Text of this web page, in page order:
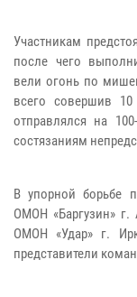
Участникам
после чего
вели огонь по
всего совершив
отправлялся на
состязаниям
В упорной борьбе
ОМОН «Баргузин» г.
ОМОН «Удар» г.
представители